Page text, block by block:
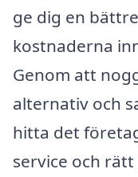
ge dig en
kostnaderna
Genom att
alternativ och
hitta det
service och